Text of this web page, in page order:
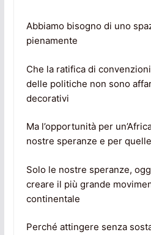
Abbiamo bisogno di uno
pienamente
Che la ratifica di
delle politiche non sono
decorativi
Ma l’opportunità per
nostre speranze e per
Solo le nostre speranze,
creare il più grande
continentale
Perché attingere senza